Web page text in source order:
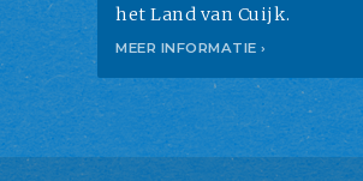
het Land van Cuijk.
MEER INFORMATIE ›